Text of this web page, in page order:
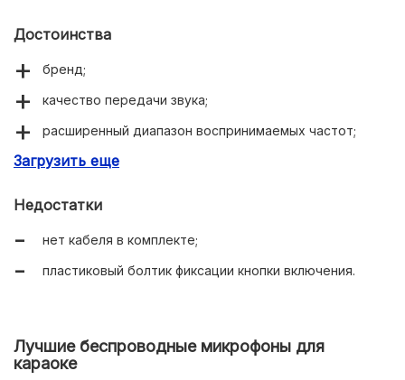
Достоинства
бренд;
качество передачи звука;
расширенный диапазон воспринимаемых частот;
защита от посторонних шумов;
Загрузить еще
Недостатки
нет кабеля в комплекте;
пластиковый болтик фиксации кнопки включения.
Лучшие беспроводные микрофоны для
караоке